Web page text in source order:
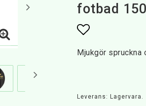
fotbad
Lägg till i
Mjukgör spruckna
Leverans: Lagervara.